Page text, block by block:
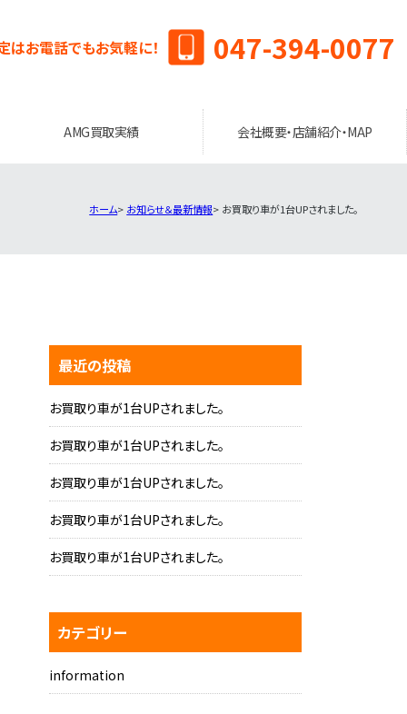
はお電話でもお気軽に！ 047-394-0077
AMG買取実績 会社概要・店舗紹介・MAP
ホーム お知らせ＆最新情報 お買取り車が1台UPされました。
最近の投稿
お買取り車が1台UPされました。
お買取り車が1台UPされました。
お買取り車が1台UPされました。
お買取り車が1台UPされました。
お買取り車が1台UPされました。
カテゴリー
information